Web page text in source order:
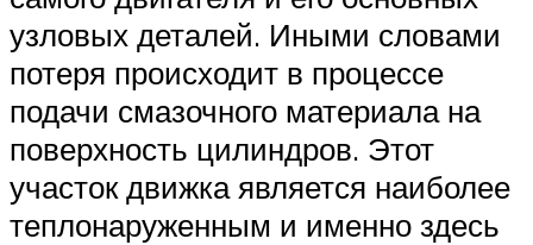
узловых деталей. Иными словами
потеря происходит в процессе
подачи смазочного материала на
поверхность цилиндров. Этот
участок движка является наиболее
теплонаруженным и именно здесь